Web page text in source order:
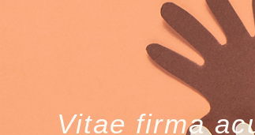
Vitae firma